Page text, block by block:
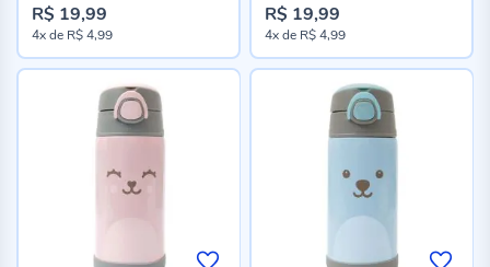
R$ 19,99
4xde R$ 4,99
R$ 19,99
4xde R$ 4,99